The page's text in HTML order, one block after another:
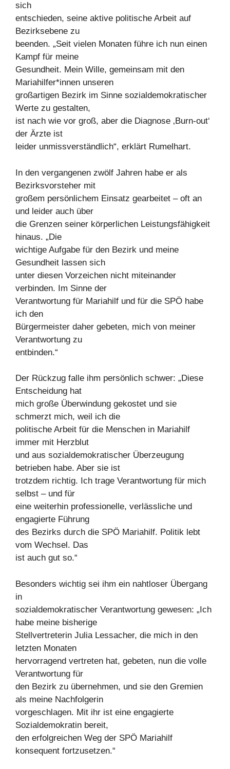
sich
entschieden, seine aktive politische Arbeit auf
Bezirksebene zu
beenden. „Seit vielen Monaten führe ich nun einen
Kampf für meine
Gesundheit. Mein Wille, gemeinsam mit den
Mariahilfer*innen unseren
großartigen Bezirk im Sinne sozialdemokratischer
Werte zu gestalten,
ist nach wie vor groß, aber die Diagnose ‚Burn-out‘
der Ärzte ist
leider unmissverständlich“, erklärt Rumelhart.
In den vergangenen zwölf Jahren habe er als
Bezirksvorsteher mit
großem persönlichem Einsatz gearbeitet – oft an
und leider auch über
die Grenzen seiner körperlichen Leistungsfähigkeit
hinaus. „Die
wichtige Aufgabe für den Bezirk und meine
Gesundheit lassen sich
unter diesen Vorzeichen nicht miteinander
verbinden. Im Sinne der
Verantwortung für Mariahilf und für die SPÖ habe
ich den
Bürgermeister daher gebeten, mich von meiner
Verantwortung zu
entbinden.“
Der Rückzug falle ihm persönlich schwer: „Diese
Entscheidung hat
mich große Überwindung gekostet und sie
schmerzt mich, weil ich die
politische Arbeit für die Menschen in Mariahilf
immer mit Herzblut
und aus sozialdemokratischer Überzeugung
betrieben habe. Aber sie ist
trotzdem richtig. Ich trage Verantwortung für mich
selbst – und für
eine weiterhin professionelle, verlässliche und
engagierte Führung
des Bezirks durch die SPÖ Mariahilf. Politik lebt
vom Wechsel. Das
ist auch gut so.“
Besonders wichtig sei ihm ein nahtloser Übergang
in
sozialdemokratischer Verantwortung gewesen: „Ich
habe meine bisherige
Stellvertreterin Julia Lessacher, die mich in den
letzten Monaten
hervorragend vertreten hat, gebeten, nun die volle
Verantwortung für
den Bezirk zu übernehmen, und sie den Gremien
als meine Nachfolgerin
vorgeschlagen. Mit ihr ist eine engagierte
Sozialdemokratin bereit,
den erfolgreichen Weg der SPÖ Mariahilf
konsequent fortzusetzen.“